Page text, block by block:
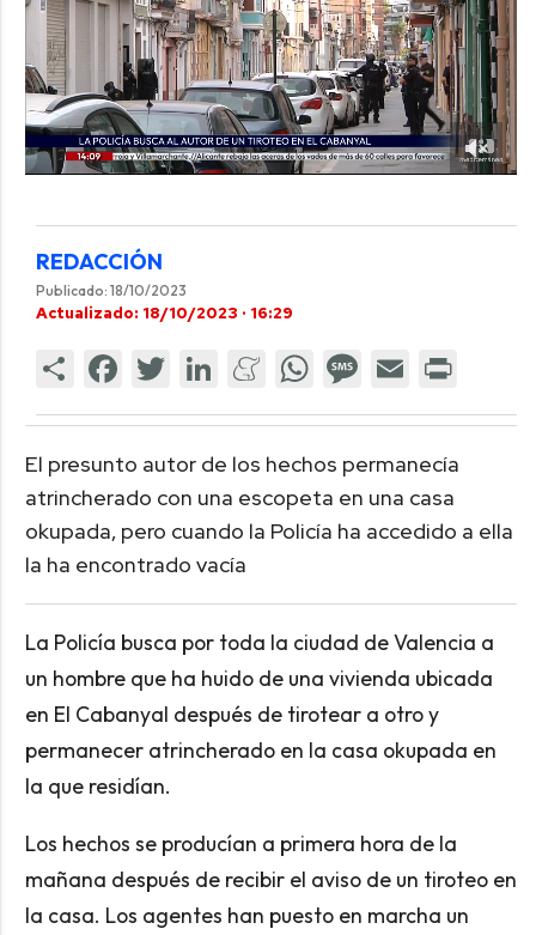
REDACCIÓN
Publicado: 18/10/2023
Actualizado: 18/10/2023 · 16:29
El presunto autor de los hechos permanecía
atrincherado con una escopeta en una casa
okupada, pero cuando la Policía ha accedido a ella
la ha encontrado vacía
La Policía busca por toda la ciudad de Valencia a
un hombre que ha huido de una vivienda ubicada
en El Cabanyal después de tirotear a otro y
permanecer atrincherado en la casa okupada en
la que residían.
Los hechos se producían a primera hora de la
mañana después de recibir el aviso de un tiroteo en
la casa. Los agentes han puesto en marcha un